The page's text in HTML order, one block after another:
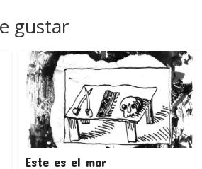
gustar
Este es el mar